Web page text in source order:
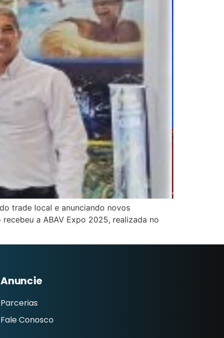
trade local e anunciando novos
a ABAV Expo 2025, realizada no
Anuncie
Parcerias
Fale Conosco